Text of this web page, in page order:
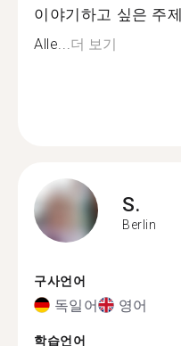
이야기하고 싶은 주제
Alle...더 보기
S.
Berlin
구사언어
독일어 영어
학습언어